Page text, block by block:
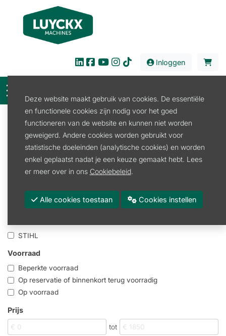
Inloggen
Filter
Verkoop Servicekit
Servicekit
Promoties
STIHL
Voorraad
Beperkte voorraad
Op reservatie of binnenkort terug voorradig
Op voorraad
Prijs
tot
Deze website maakt gebruik van cookies. De essentiële
en functionele cookies zijn nodig voor het goed
functioneren van de website en kunnen niet worden
geweigerd. Andere cookies worden gebruikt voor
statistische doeleinden (analytische cookies) en worden
enkel geplaatst nadat je een keuze gemaakt hebt. Lees
er meer over in ons Cookiebeleid.
Alle cookies toestaan Cookies instellen